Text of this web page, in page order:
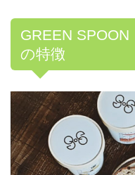
GREEN SPOON
の特徴